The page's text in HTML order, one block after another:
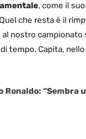
, come il
che resta è il
nostro
tempo. Capita, nello
“Sembra